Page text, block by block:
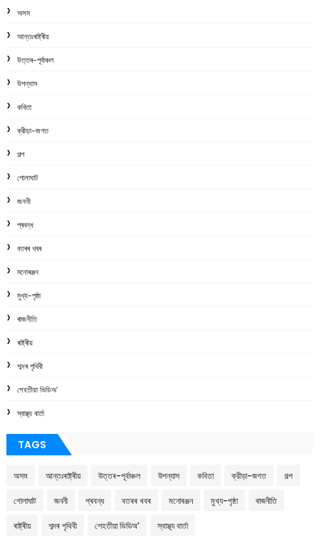
অসম
আন্তঃৰাষ্ট্ৰীয়
উত্তৰ-পূৰ্বাঞ্চল
উপন্যাস
কবিতা
ক্রীড়া-জগত
গল্প
গোলাঘাট
জননী
প্ৰবন্ধ
বতৰৰ খবৰ
মনোৰঞ্জন
মুখ্য-পৃষ্ঠা
ৰাজনীতি
ৰাষ্ট্ৰীয়
শব্দৰ পৃথিবী
শেহতীয়া ভিডিঅ’
স্বাস্থ্য বাৰ্তা
TAGS
অসম আন্তঃৰাষ্ট্ৰীয় উত্তৰ-পূৰ্বাঞ্চল উপন্যাস কবিতা ক্রীড়া-জগত গল্প
গোলাঘাট জননী প্ৰবন্ধ বতৰৰ খবৰ মনোৰঞ্জন মুখ্য-পৃষ্ঠা ৰাজনীতি
ৰাষ্ট্ৰীয় শব্দৰ পৃথিবী শেহতীয়া ভিডিঅ’ স্বাস্থ্য বাৰ্তা